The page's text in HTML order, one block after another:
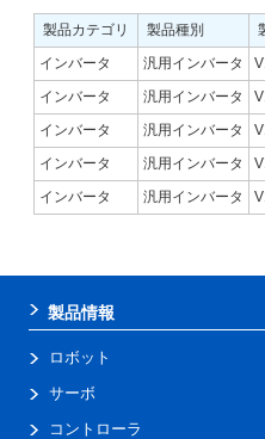
製品カテゴリ 製品種別
インバータ
汎用インバータ
インバータ
汎用インバータ
インバータ
汎用インバータ
インバータ
汎用インバータ
インバータ
汎用インバータ
製品情報
ロボット
サーボ
コントローラ